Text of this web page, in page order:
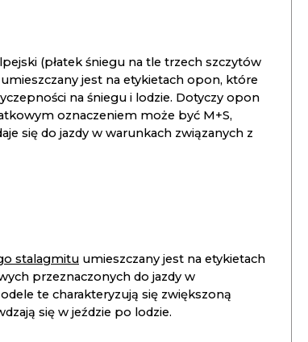
(płatek śniegu na tle trzech szczytów
jest na etykietach opon, które
na śniegu i lodzie. Dotyczy opon
oznaczeniem może być M+S,
się do jazdy w warunkach związanych z
stalagmitu umieszczany jest na etykietach
przeznaczonych do jazdy w
te charakteryzują się zwiększoną
się w jeździe po lodzie.